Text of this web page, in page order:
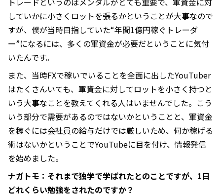
していかに小さくロットを張るかということが大事なので
すが、僕が当時目指していた“年間1億円稼ぐトレーダ
ー”になるには、多くの軍資金が必要だということに気付
いたんです。
また、当時FXで稼いでいることを全面に出したYouTuber
はたくさんいても、軍資金に対してロットを小さく持つと
いう大事なことを教えてくれる人はいませんでした。こう
いう部分で需要があるのではないかということと、軍資金
を稼ぐには会社員の給与だけでは厳しいため、何か稼げる
術はないかということでYouTubeに目を付け、情報発信
を始めました。
ナガトモ：それまで独学で学ばれたとのことですが、1日
どれくらい勉強をされたのですか？